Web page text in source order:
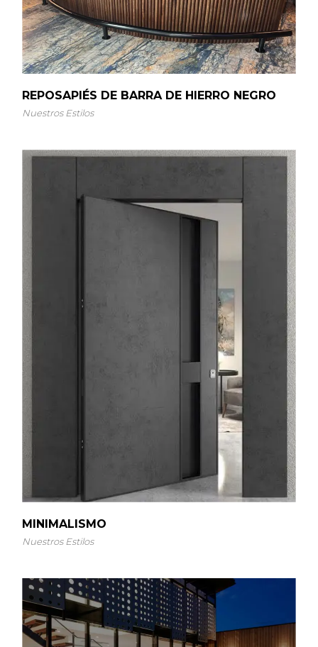
REPOSAPIÉS DE BARRA DE HIERRO NEGRO
Nuestros Estilos
MINIMALISMO
Nuestros Estilos